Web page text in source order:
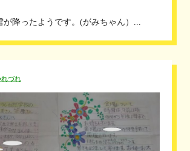
降ったようです。(がみちゃん）...
れづれ